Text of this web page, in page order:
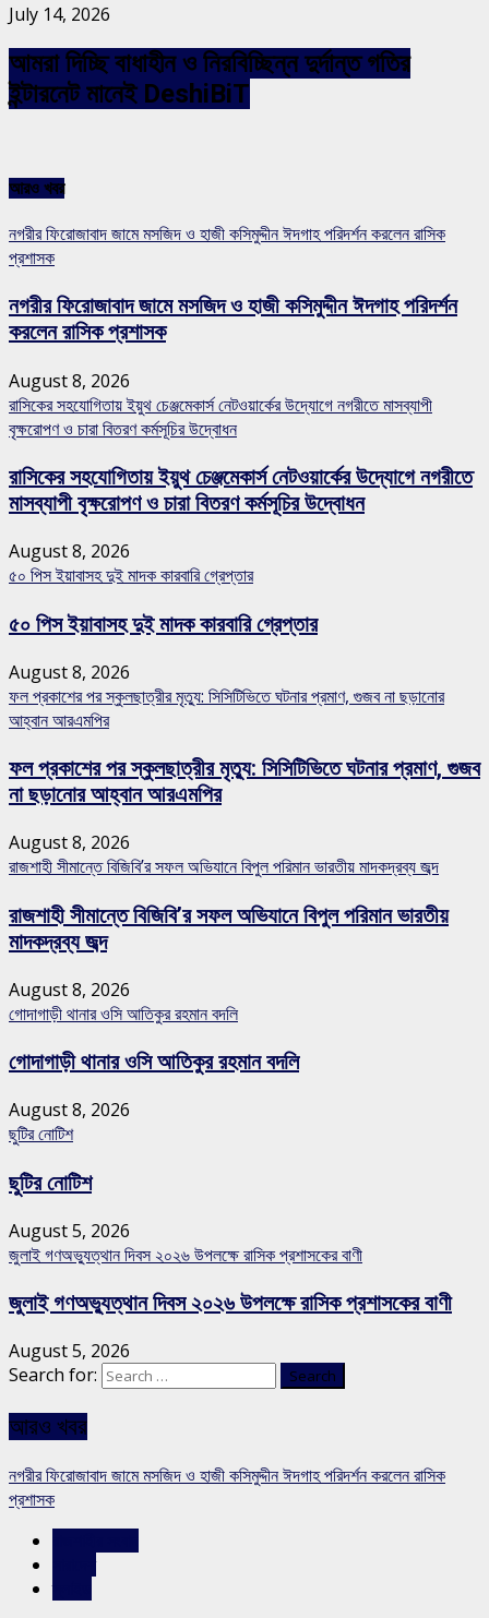
July 14, 2026
আমরা দিচ্ছি বাধাহীন ও নিরবিচ্ছিন্ন দুর্দান্ত গতির
ইন্টারনেট মানেই DeshiBiT
আরও খবর
নগরীর ফিরোজাবাদ জামে মসজিদ ও হাজী কসিমুদ্দীন ঈদগাহ পরিদর্শন করলেন রাসিক
প্রশাসক
নগরীর ফিরোজাবাদ জামে মসজিদ ও হাজী কসিমুদ্দীন ঈদগাহ পরিদর্শন
করলেন রাসিক প্রশাসক
August 8, 2026
রাসিকের সহযোগিতায় ইয়ুথ চেঞ্জমেকার্স নেটওয়ার্কের উদ্যোগে নগরীতে মাসব্যাপী
বৃক্ষরোপণ ও চারা বিতরণ কর্মসূচির উদ্বোধন
রাসিকের সহযোগিতায় ইয়ুথ চেঞ্জমেকার্স নেটওয়ার্কের উদ্যোগে নগরীতে
মাসব্যাপী বৃক্ষরোপণ ও চারা বিতরণ কর্মসূচির উদ্বোধন
August 8, 2026
৫০ পিস ইয়াবাসহ দুই মাদক কারবারি গ্রেপ্তার
৫০ পিস ইয়াবাসহ দুই মাদক কারবারি গ্রেপ্তার
August 8, 2026
ফল প্রকাশের পর স্কুলছাত্রীর মৃত্যু: সিসিটিভিতে ঘটনার প্রমাণ, গুজব না ছড়ানোর
আহ্বান আরএমপির
ফল প্রকাশের পর স্কুলছাত্রীর মৃত্যু: সিসিটিভিতে ঘটনার প্রমাণ, গুজব
না ছড়ানোর আহ্বান আরএমপির
August 8, 2026
রাজশাহী সীমান্তে বিজিবি’র সফল অভিযানে বিপুল পরিমান ভারতীয় মাদকদ্রব্য জব্দ
রাজশাহী সীমান্তে বিজিবি’র সফল অভিযানে বিপুল পরিমান ভারতীয়
মাদকদ্রব্য জব্দ
August 8, 2026
গোদাগাড়ী থানার ওসি আতিকুর রহমান বদলি
গোদাগাড়ী থানার ওসি আতিকুর রহমান বদলি
August 8, 2026
ছুটির নোটিশ
ছুটির নোটিশ
August 5, 2026
জুলাই গণঅভ্যুত্থান দিবস ২০২৬ উপলক্ষে রাসিক প্রশাসকের বাণী
জুলাই গণঅভ্যুত্থান দিবস ২০২৬ উপলক্ষে রাসিক প্রশাসকের বাণী
August 5, 2026
Search for:
আরও খবর
নগরীর ফিরোজাবাদ জামে মসজিদ ও হাজী কসিমুদ্দীন ঈদগাহ পরিদর্শন করলেন রাসিক
প্রশাসক